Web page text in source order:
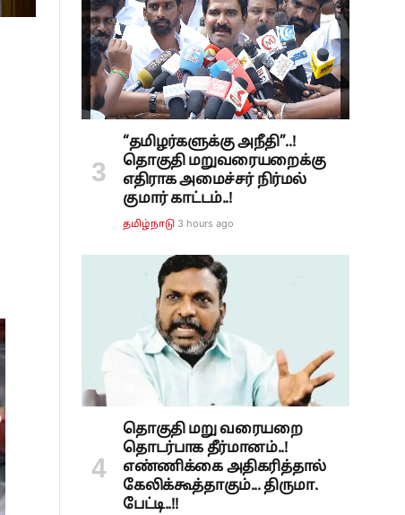
“தமிழர்களுக்கு அநீதி”..!
தொகுதி மறுவரையறைக்கு
எதிராக அமைச்சர் நிர்மல்
குமார் காட்டம்..!
தமிழ்நாடு 3 hours ago
தொகுதி மறு வரையறை
தொடர்பாக தீர்மானம்..!
எண்ணிக்கை அதிகரித்தால்
கேலிக்கூத்தாகும்... திருமா.
பேட்டி..!!